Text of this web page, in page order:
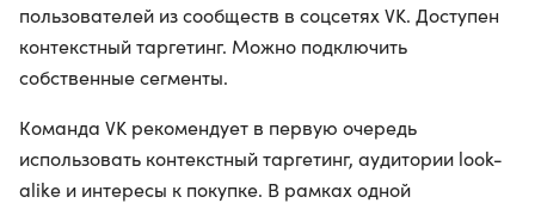
пользователей из сообществ в соцсетях VK. Доступен
контекстный таргетинг. Можно подключить
собственные сегменты.
Команда VK рекомендует в первую очередь
использовать контекстный таргетинг, аудитории look-
alike и интересы к покупке. В рамках одной